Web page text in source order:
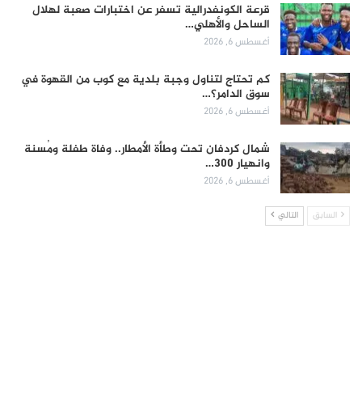
قرعة الكونفدرالية تسفر عن اختبارات صعبة لهلال
الساحل والأهلي…
أغسطس 6, 2026
كم تحتاج لتناول وجبة بلدية مع كوب من القهوة في
سوق الدامر؟…
أغسطس 6, 2026
شمال كردفان تحت وطأة الأمطار.. وفاة طفلة ومُسنة
وانهيار 300…
أغسطس 6, 2026
السابق التالي